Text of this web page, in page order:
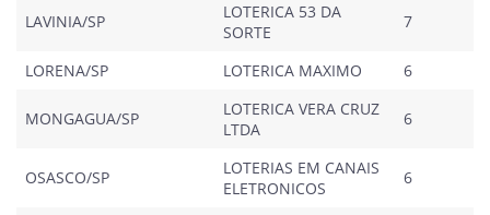
LAVINIA/SP
LOTERICA 53 DA
SORTE
7
LORENA/SP LOTERICA MAXIMO 6
MONGAGUA/SP
LOTERICA VERA CRUZ
LTDA
6
OSASCO/SP
LOTERIAS EM CANAIS
ELETRONICOS
6